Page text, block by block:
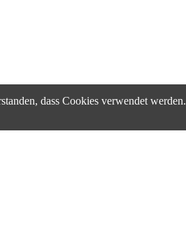
dass Cookies verwendet werden.